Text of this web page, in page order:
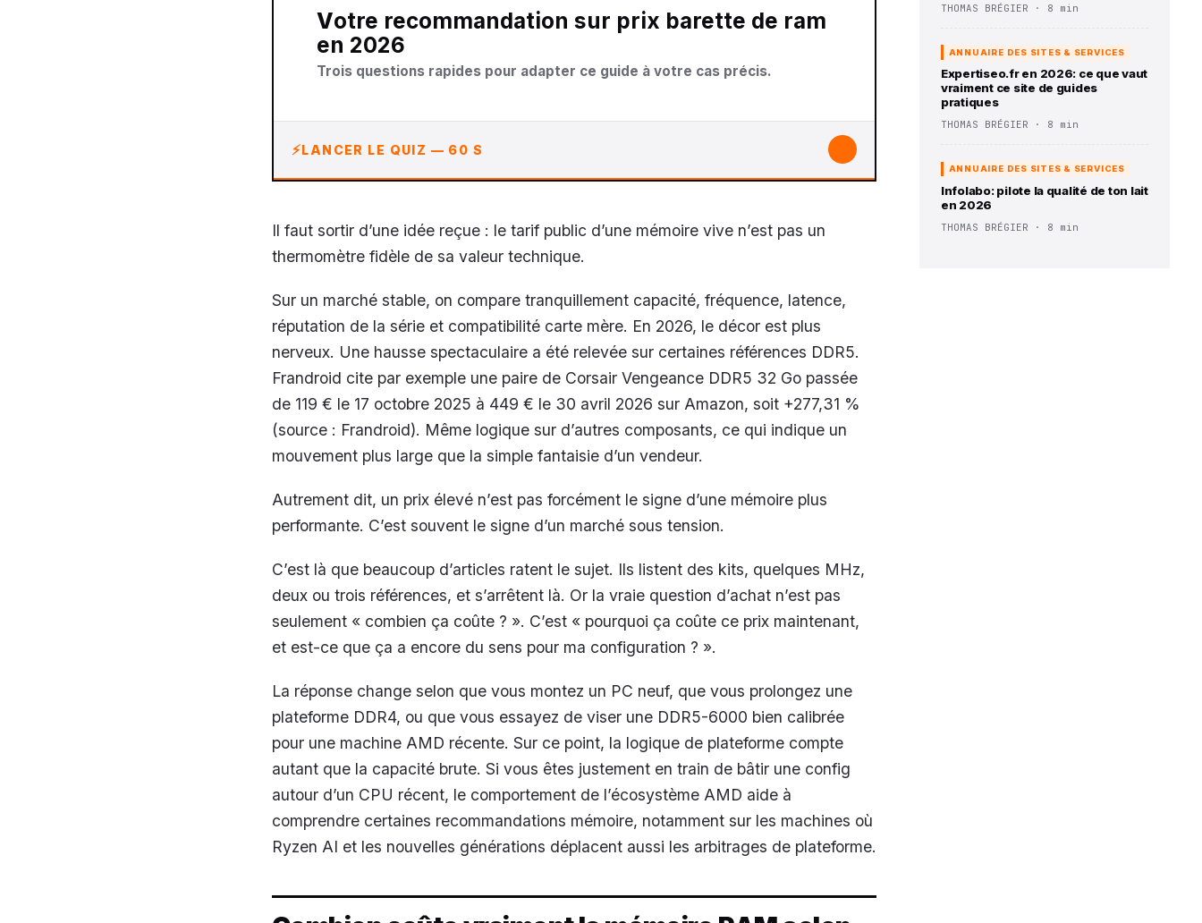
Votre recommandation sur prix barette de ram
en 2026
Trois questions rapides pour adapter ce guide à votre cas précis.
LANCER LE QUIZ — 60 S
Il faut sortir d’une idée reçue : le tarif public d’une mémoire vive n’est pas un
thermomètre fidèle de sa valeur technique.
Sur un marché stable, on compare tranquillement capacité, fréquence, latence,
réputation de la série et compatibilité carte mère. En 2026, le décor est plus
nerveux. Une hausse spectaculaire a été relevée sur certaines références DDR5.
Frandroid cite par exemple une paire de Corsair Vengeance DDR5 32 Go passée
de 119 € le 17 octobre 2025 à 449 € le 30 avril 2026 sur Amazon, soit +277,31 %
(source : Frandroid). Même logique sur d’autres composants, ce qui indique un
mouvement plus large que la simple fantaisie d’un vendeur.
Autrement dit, un prix élevé n’est pas forcément le signe d’une mémoire plus
performante. C’est souvent le signe d’un marché sous tension.
C’est là que beaucoup d’articles ratent le sujet. Ils listent des kits, quelques MHz,
deux ou trois références, et s’arrêtent là. Or la vraie question d’achat n’est pas
seulement « combien ça coûte ? ». C’est « pourquoi ça coûte ce prix maintenant,
et est-ce que ça a encore du sens pour ma configuration ? ».
La réponse change selon que vous montez un PC neuf, que vous prolongez une
plateforme DDR4, ou que vous essayez de viser une DDR5-6000 bien calibrée
pour une machine AMD récente. Sur ce point, la logique de plateforme compte
autant que la capacité brute. Si vous êtes justement en train de bâtir une config
autour d’un CPU récent, le comportement de l’écosystème AMD aide à
comprendre certaines recommandations mémoire, notamment sur les machines où
Ryzen AI et les nouvelles générations déplacent aussi les arbitrages de plateforme.
THOMAS BRÉGIER · 8 min
ANNUAIRE DES SITES & SERVICES
Expertiseo.fr en 2026: ce que vaut
vraiment ce site de guides
pratiques
THOMAS BRÉGIER · 8 min
ANNUAIRE DES SITES & SERVICES
Infolabo: pilote la qualité de ton lait
en 2026
THOMAS BRÉGIER · 8 min